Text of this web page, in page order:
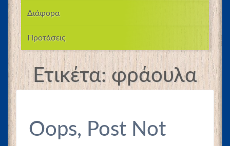
Διάφορα
Προτάσεις
Ετικέτα:φράουλα
Oops, Post Not